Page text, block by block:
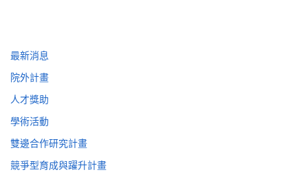
最新消息
院外計畫
人才獎助
學術活動
雙邊合作研究計畫
競爭型育成與躍升計畫